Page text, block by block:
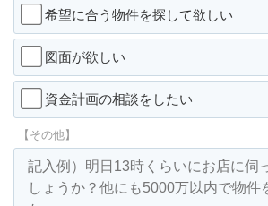
希望に合う物件を探して欲しい
図面が欲しい
資金計画の相談をしたい
【その他】